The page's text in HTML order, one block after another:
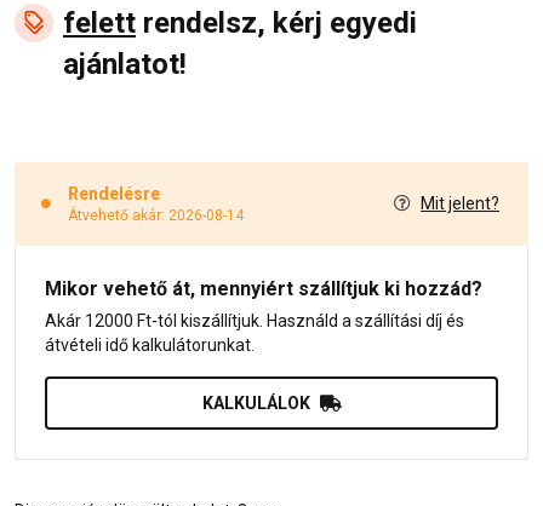
felett rendelsz, kérj egyedi
ajánlatot!
Rendelésre
Átvehető akár: 2026-08-14
Mit jelent?
Mikor vehető át, mennyiért szállítjuk ki hozzád?
Akár 12000 Ft-tól kiszállítjuk. Használd a szállítási díj és
átvételi idő kalkulátorunkat.
KALKULÁLOK